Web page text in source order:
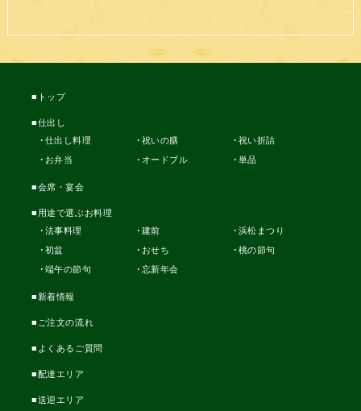
トップ
仕出し
仕出し料理
祝いの膳
祝い折詰
お弁当
オードブル 単品
会席・宴会
用途で選ぶお料理
法事料理
建前
浜松まつり
初盆
おせち
桃の節句
端午の節句
忘新年会
新着情報
ご注文の流れ
よくあるご質問
配達エリア
送迎エリア